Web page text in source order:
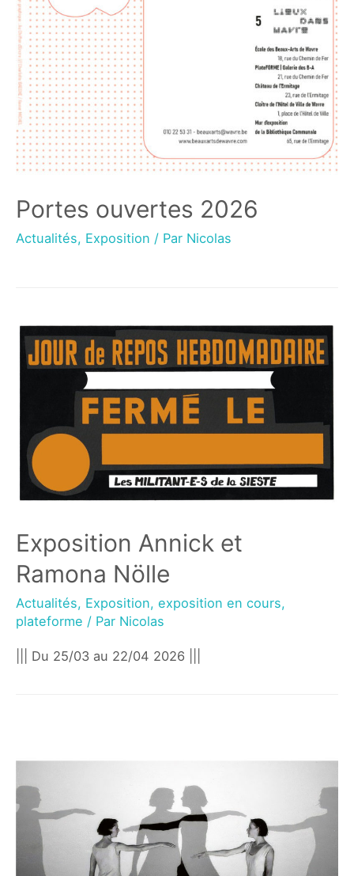
Portes ouvertes 2026
Actualités, Exposition / Par Nicolas
Exposition Annick et
Ramona Nölle
Actualités, Exposition, exposition en cours,
plateforme / Par Nicolas
||| Du 25/03 au 22/04 2026 |||